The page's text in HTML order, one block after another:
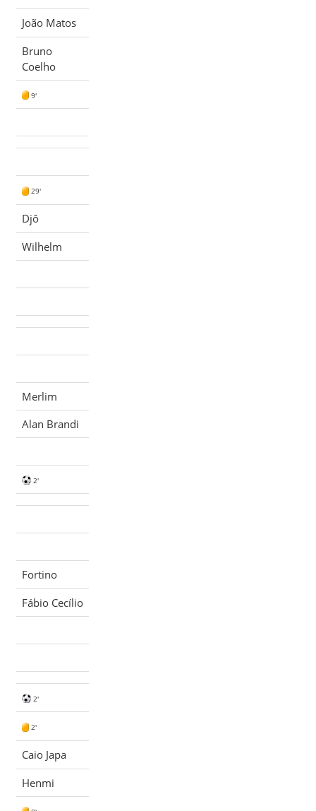
João Matos
Bruno
Coelho
9'
29'
Djô
Wilhelm
Merlim
Alan Brandi
2'
Fortino
Fábio Cecílio
2'
2'
Caio Japa
Henmi